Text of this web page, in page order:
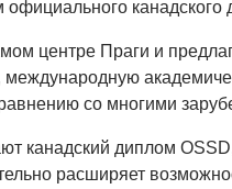
канадского
центре Праги и
международную
со многими
канадский диплом
расширяет